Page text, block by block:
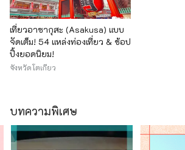
เที่ยวอาซากุสะ (Asakusa) แบบ
จัดเต็ม! 54 แหล่งท่องเที่ยว & ช้อป
ปิ้งยอดนิยม!
จังหวัดโตเกียว
บทความพิเศษ